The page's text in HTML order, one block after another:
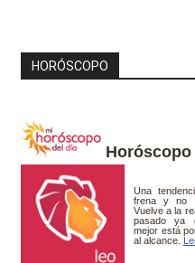
HORÓSCOPO
Horóscopo